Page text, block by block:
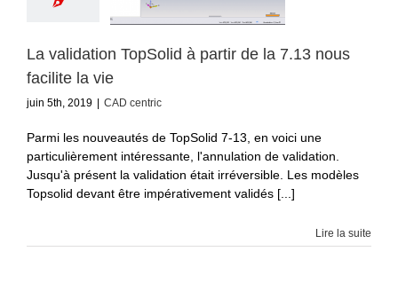
La validation TopSolid à partir de la 7.13 nous
facilite la vie
juin 5th, 2019 | CAD centric
Parmi les nouveautés de TopSolid 7-13, en voici une
particulièrement intéressante, l'annulation de validation.
Jusqu'à présent la validation était irréversible. Les modèles
Topsolid devant être impérativement validés [...]
Lire la suite